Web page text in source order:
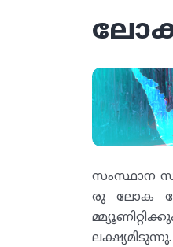
ലോക
സംസ്ഥാന
രു ലോക